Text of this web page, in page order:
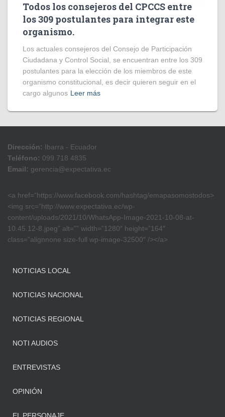
Todos los consejeros del CPCCS entre
los 309 postulantes para integrar este
organismo.
Los actuales consejeros del Consejo de Participación
Ciudadana y Control Social, se encuentran entre los 309
postulantes para la elección de los miembros de este
organismo constitucional, es decir quieren seguir en el
cargo algunos Leer más
Dirección: Ibarra - Ecuador
Teléfono: 099 718 4835
Email: gerencia@expectativa.ec
<a href=”https://www.facebook.com/hashtag/emapasomostodos>
<img src=”http://www.expectativa.ec/wp-
content/uploads/2021/10/WhatsApp-Image-2021-10-08-at-
10.45.12-8.jpeg” alt=”” width=”1280″ height=”164″
class=”alignnone size-full wp-image-32500″ /></a>
NOTICIAS LOCAL
NOTICIAS NACIONAL
NOTICIAS REGIONAL
NOTI AUDIOS
ENTREVISTAS
OPINIÓN